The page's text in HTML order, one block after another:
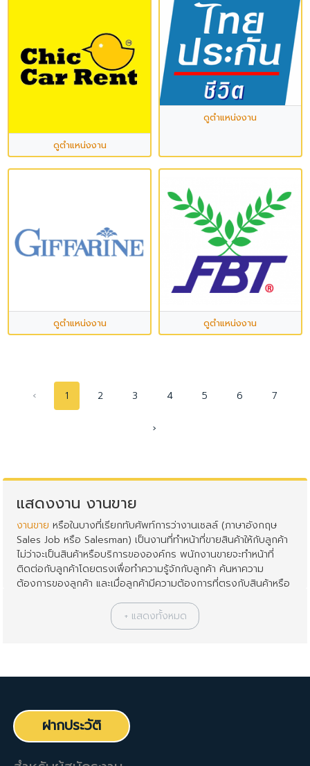
ดูตำแหน่งงาน
ดูตำแหน่งงาน
ดูตำแหน่งงาน ดูตำแหน่งงาน
‹ 1 2 3 4 5 6 7
›
แสดงงาน งานขาย
งานขาย หรือในบางที่เรียกทับศัพท์การว่างานเซลล์ (ภาษาอังกฤษ
Sales Job หรือ Salesman) เป็นงานที่ทำหน้าที่ขายสินค้าให้กับลูกค้า
ไม่ว่าจะเป็นสินค้าหรือบริการขององค์กร พนักงานขายจะทำหน้าที่
ติดต่อกับลูกค้าโดยตรงเพื่อทำความรู้จักกับลูกค้า ค้นหาความ
ต้องการของลูกค้า และเมื่อลูกค้ามีความต้องการที่ตรงกับสินค้าหรือ
ตั้งแต่ต้นจนจบกระบวนการขาย เซลล์ที่ดีคือผู้ที่ขายสินค้าขององค์กร
ได้ในปริมาณที่สูง แต่ก็ไม่ใช่ว่าจะหลอกให้ลูกค้าซื้อ แต่การซื้อขาย
ตรวตสอบความต้องการของลูกค้า และเสนอขายสินค้า
และบริการที่ตอบโจทย์ตามความต้องการของลูกค้า เซลล์
จะมีกรรมวิธรในการหาลูกค้าเชิงรุกอยู่ในมือ อาทิเช่น ราย
ชื่อลูกค้าปัจจุบัน รายชื่อลูกค้าจากแหล่งภายนอก ไป
ฝากประวัติ